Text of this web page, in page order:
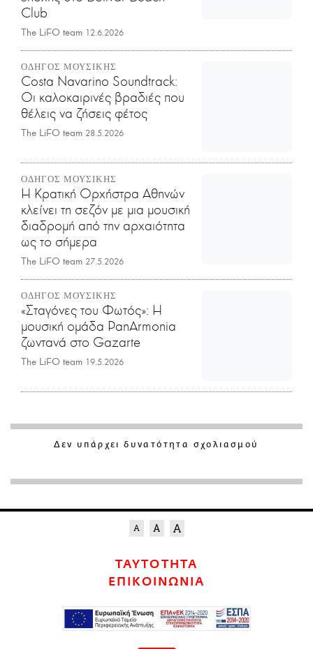
Club
The LiFO team 12.6.2026
ΟΔΗΓΟΣ ΜΟΥΣΙΚΗΣ
Costa Navarino Soundtrack:
Οι καλοκαιρινές βραδιές που
θέλεις να ζήσεις φέτος
The LiFO team 28.5.2026
ΟΔΗΓΟΣ ΜΟΥΣΙΚΗΣ
Η Κρατική Ορχήστρα Αθηνών
κλείνει τη σεζόν με μια μουσική
διαδρομή από την αρχαιότητα
ως το σήμερα
The LiFO team 27.5.2026
ΟΔΗΓΟΣ ΜΟΥΣΙΚΗΣ
«Σταγόνες του Φωτός»: Η
μουσική ομάδα PanArmonia
ζωντανά στο Gazarte
The LiFO team 19.5.2026
Δεν υπάρχει δυνατότητα σχολιασμού
ΤΑΥΤΟΤΗΤΑ
ΕΠΙΚΟΙΝΩΝΙΑ